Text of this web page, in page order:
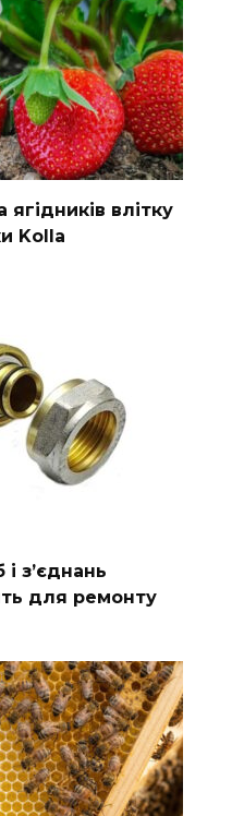
влітку
Kolla
з’єднань
для ремонту